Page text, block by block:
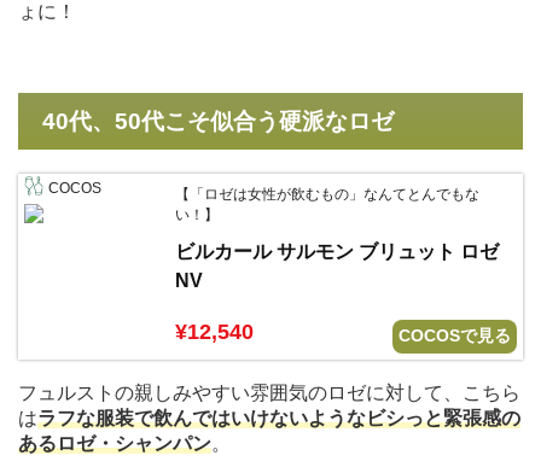
ょに！
40代、50代こそ似合う硬派なロゼ
COCOS
【「ロゼは女性が飲むもの」なんてとんでもな
い！】
ビルカール サルモン ブリュット ロゼ
NV
¥12,540 COCOSで見る
フュルストの親しみやすい雰囲気のロゼに対して、こちら
はラフな服装で飲んではいけないようなビシっと緊張感の
あるロゼ・シャンパン。